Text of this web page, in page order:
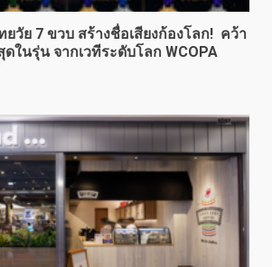
ยวัย 7 ขวบ สร้างชื่อเสียงก้องโลก! คว้า
ในรุ่น จากเวทีระดับโลก WCOPA